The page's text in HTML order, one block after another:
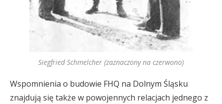
Siegfried Schmelcher (zaznaczony na czerwono)
Wspomnienia o budowie FHQ na Dolnym Śląsku
znajdują się także w powojennych relacjach jednego z